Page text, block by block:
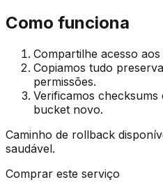
Como funciona
Compartilhe acesso
Copiamos tudo
permissões.
Verificamos
bucket novo.
Caminho de rollback
saudável.
Comprar este serviço